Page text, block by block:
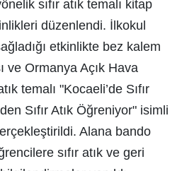
sıfır atık temalı kitap
düzenlendi. İlkokul
etkinlikte bez kalem
ve Ormanya Açık Hava
temalı "Kocaeli’de Sıfır
Sıfır Atık Öğreniyor" isimli
Alana bando
sıfır atık ve geri